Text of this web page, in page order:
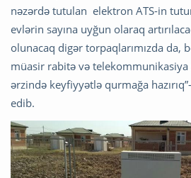
nəzərdə tutulan elektron ATS-in
evlərin sayına uyğun olaraq
olunacaq digər torpaqlarımızda da,
müasir rabitə və telekommunikasiya
ərzində keyfiyyətlə qurmağa
edib.